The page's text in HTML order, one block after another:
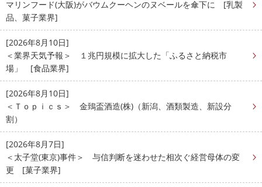
マリンフード(大阪)がバウムクーヘンのヌベールを傘下に [乳製
品、菓子業界]
[2026年8月10日]
＜業界天気予報＞ １兆円規模に拡大した「ふるさと納税市
場」 [食品業界]
[2026年8月10日]
＜Ｔｏｐｉｃｓ＞ 金鵄盃酒造(株)（新潟、酒類製造、新設分
割）
[2026年8月7日]
＜太子堂(東京)事件＞ 与信判断を迷わせた相次ぐ経営母体の変
更 [菓子業界]